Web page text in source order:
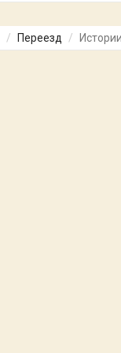
Переезд